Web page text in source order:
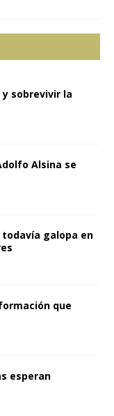
y sobrevivir la
Alsina se
todavía galopa en
que
esperan